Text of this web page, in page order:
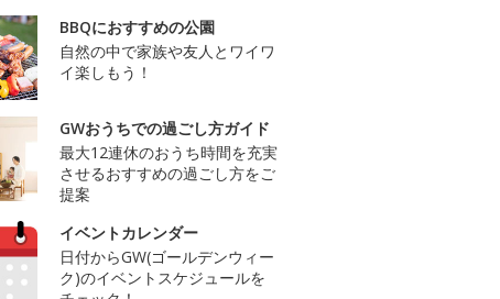
BBQにおすすめの公園
自然の中で家族や友人とワイワ
イ楽しもう！
GWおうちでの過ごし方ガイド
最大12連休のおうち時間を充実
させるおすすめの過ごし方をご
提案
イベントカレンダー
日付からGW(ゴールデンウィー
ク)のイベントスケジュールを